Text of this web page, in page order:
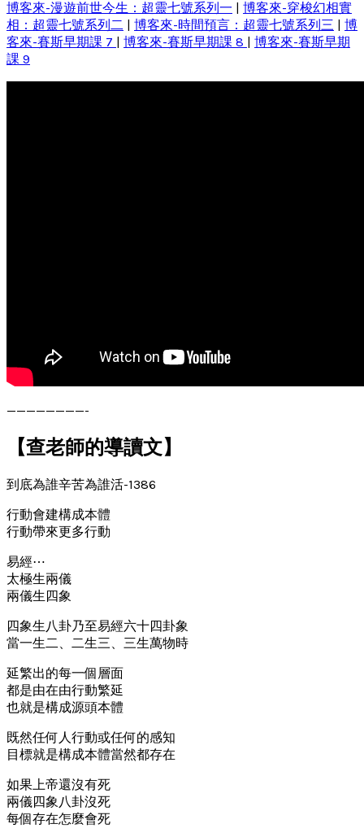
博客來-漫遊前世今生：超靈七號系列一 | 博客來-穿梭幻相實
相：超靈七號系列二 | 博客來-時間預言：超靈七號系列三 | 博
客來-賽斯早期課 7 | 博客來-賽斯早期課 8 | 博客來-賽斯早期
課 9
————————-
【查老師的導讀文】
到底為誰辛苦為誰活-1386
行動會建構成本體
行動帶來更多行動
易經⋯
太極生兩儀
兩儀生四象
四象生八卦乃至易經六十四卦象
當一生二、二生三、三生萬物時
延繁出的每一個層面
都是由在由行動繁延
也就是構成源頭本體
既然任何人行動或任何的感知
目標就是構成本體當然都存在
如果上帝還沒有死
兩儀四象八卦沒死
每個存在怎麼會死